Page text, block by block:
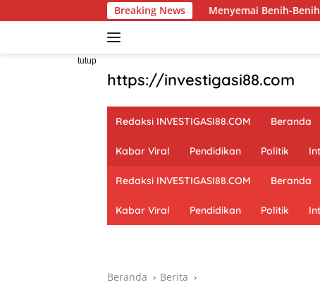
ke
Breaking News
Menyemai Benih-Benih Kecerdasan:
tutup
https://investigasi88.com
Redaksi INVESTIGASI88.COM Beranda
Kabar Viral Pendidikan Politik
Redaksi INVESTIGASI88.COM Beranda
Kabar Viral Pendidikan Politik
Beranda Berita